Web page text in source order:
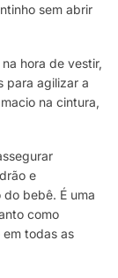
sem abrir
hora de vestir,
para agilizar a
na cintura,
e
bebê. É uma
como
todas as